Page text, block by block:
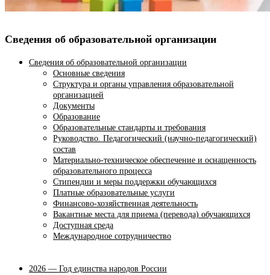
Сведения об образовательной организации
Сведения об образовательной организации
Основные сведения
Структура и органы управления образовательной
организацией
Документы
Образование
Образовательные стандарты и требования
Руководство. Педагогический (научно-педагогический)
состав
Материально-техническое обеспечение и оснащенность
образовательного процесса
Стипендии и меры поддержки обучающихся
Платные образовательные услуги
Финансово-хозяйственная деятельность
Вакантные места для приема (перевода) обучающихся
Доступная среда
Международное сотрудничество
2026 — Год единства народов России